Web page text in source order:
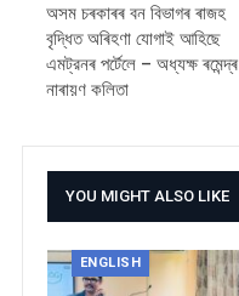
অসম চৰকাৰৰ বন বিভাগৰ ৰাজহ
বৃদ্ধিত অৰিহণা যোগাই আহিছে
এমট্রনৰ পৰ্টেলে – অধ্যক্ষ ৰমেন্দ্ৰ
নাৰায়ণ কলিতা
YOU MIGHT ALSO LIKE
ENGLISH